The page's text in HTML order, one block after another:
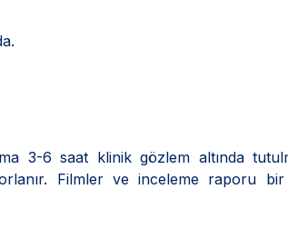
3-6 saat klinik gözlem altında
Filmler ve inceleme raporu